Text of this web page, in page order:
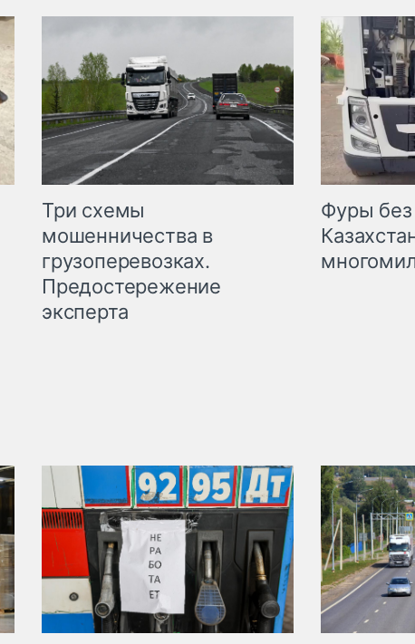
Три схемы
мошенничества в
грузоперевозках.
Предостережение
эксперта
Фуры